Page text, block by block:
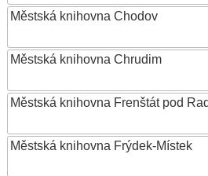
Městská knihovna Chodov
Městská knihovna Chrudim
Městská knihovna Frenštát pod
Městská knihovna Frýdek-Místek